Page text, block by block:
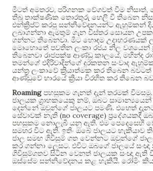
මීටත් අමතරව, පරිගනක වේගවත් වීම නිසාත්,
තිබූ තාක්ෂණික තොරතුරු හෙලි වී තිබෙන
එන්ක්‍රිප්ට් කරපු සන්නිවේදනයන්ට ඇහුම්කන්
ලබාගන්නා ඇමතුම් ගැන විස්තර සොයන
ගන්නට තිබෙනවා. මීට හොඳම උදාහරණයක්
මොහොතේ පවතින ලංකා රජය නිල වශයෙන්
තිබෙනවා රාජපක්ෂ ආණ්ඩු කාලයේ, මහින්ද
තමන්ගේ එදිරිවාදින්ගේ දුරකතන සංවාද
යන්ත්‍ර ලංකාවේ ක්‍රියාත්මක කර තිබෙන බවටත්
ආණ්ඩුවේ භාරයේ ක්‍රියා විරහිත කර තිබෙන
Roaming පහසුකම ගැනත් දැන් තරමක් විමසමු.
ජාලයක ග්‍රාහකයෙකු නම්, ඔබට
දෙන්නේ ඔවුන්ගේ ජාලයට පමණි. එහෙත්
සේවාවක් නැති (no coverage) ප්‍රදේශයකදී
පහසුකම නොලැබී යනු ඇති. එම පෙදෙසෙහි
සමහර විට ඇති. ඉතිං ඔබේ ජාලයට හැකියාව
ජාල සමඟ ගිවිසුම් ගත වෙන්නට ඔවුන්ගේ
කර ගන්නා ලෙසට. එවිට ඔබගේ ජාලයේ
ගිවිසුම්ගතව සිටින වෙනත් ජාලයක සංඥා ඇති
ඔස්සේම සන්නිවේදනය කළ හැකියි. රෝමිං